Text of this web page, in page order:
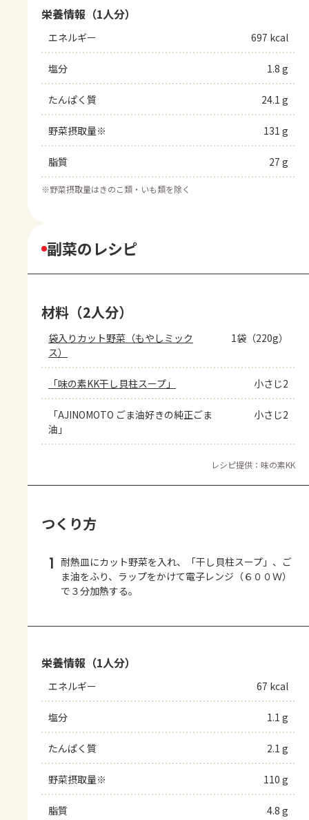
栄養情報（1人分）
エネルギー 697 kcal
塩分 1.8 g
たんぱく質 24.1 g
野菜摂取量※ 131 g
脂質 27 g
※野菜摂取量はきのこ類・いも類を除く
副菜のレシピ
材料（2人分）
袋入りカット野菜（もやしミック
ス）
1袋（220g）
「味の素KK干し貝柱スープ」 小さじ2
「AJINOMOTO ごま油好きの純正ごま
油」
小さじ2
レシピ提供：味の素KK
つくり方
1 耐熱皿にカット野菜を入れ、「干し貝柱スープ」、ご
ま油をふり、ラップをかけて電子レンジ（６００Ｗ）
で３分加熱する。
栄養情報（1人分）
エネルギー 67 kcal
塩分 1.1 g
たんぱく質 2.1 g
野菜摂取量※ 110 g
脂質 4.8 g